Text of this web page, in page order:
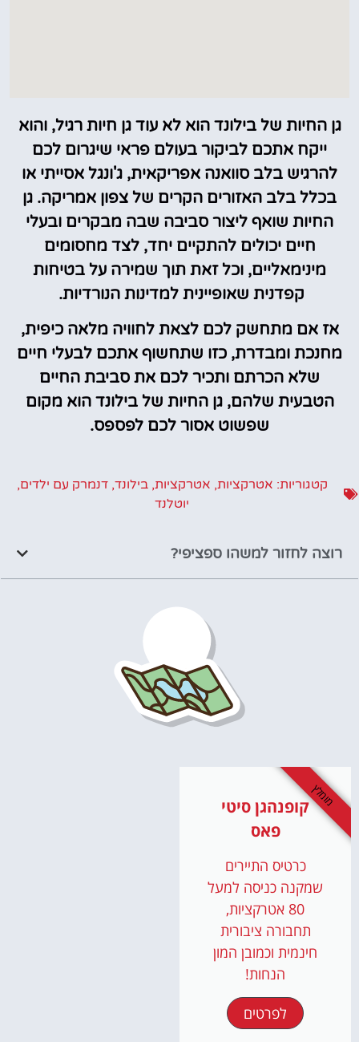
גן החיות של בילונד הוא לא עוד גן חיות רגיל, והוא
ייקח אתכם לביקור בעולם פראי שיגרום לכם
להרגיש בלב סוואנה אפריקאית, ג'ונגל אסייתי או
בכלל בלב האזורים הקרים של צפון אמריקה. גן
החיות שואף ליצור סביבה שבה מבקרים ובעלי
חיים יכולים להתקיים יחד, לצד מחסומים
מינימאליים, וכל זאת תוך שמירה על בטיחות
קפדנית שאופיינית למדינות הנורדיות.
אז אם מתחשק לכם לצאת לחוויה מלאה כיפית,
מחנכת ומבדרת, כזו שתחשוף אתכם לבעלי חיים
שלא הכרתם ותכיר לכם את סביבת החיים
הטבעית שלהם, גן החיות של בילונד הוא מקום
שפשוט אסור לכם לפספס.
קטגוריות: אטרקציות, אטרקציות,בילונד,דנמרק עם ילדים,
יוטלנד
רוצה לחזור למשהו ספציפי?
קופנהגן סיטי
פאס
כרטיס התיירים
שמקנה כניסה למעל
80 אטרקציות,
תחבורה ציבורית
חינמית וכמובן המון
הנחות!
לפרטים
מומלץ